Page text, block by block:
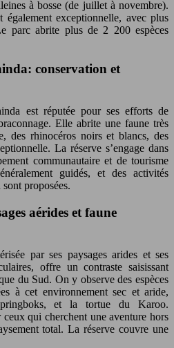
à bosse (de juillet à novembre).
également exceptionnelle, avec plus
parc abrite plus de 2 200 espèces
conservation et
est réputée pour ses efforts de
Elle abrite une faune très
des rhinocéros noirs et blancs, des
La réserve s’engage dans
communautaire et de tourisme
guidés, et des activités
proposées.
aérides et faune
par ses paysages arides et ses
offre un contraste saisissant
du Sud. On y observe des espèces
à cet environnement sec et aride,
et la tortue du Karoo.
qui cherchent une aventure hors
total. La réserve couvre une